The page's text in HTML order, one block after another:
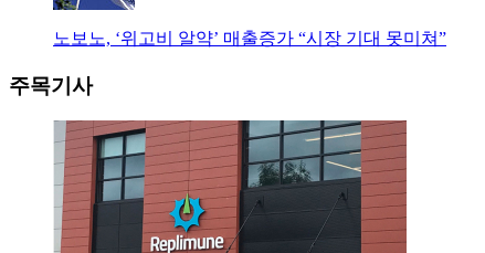
노보노, ‘위고비 알약’ 매출증가 “시장 기대 못미쳐”
주목기사